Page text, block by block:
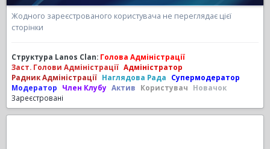
Жодного зареєстрованого користувача не переглядає цієї
сторінки
Структура Lanos Clan: Голова Адміністрації
Заст. Голови Адміністрації Адміністратор
Радник Адміністрації Наглядова Рада
Супермодератор
Модератор
Член Клубу Актив Користувач
Новачок
Зареєстровані